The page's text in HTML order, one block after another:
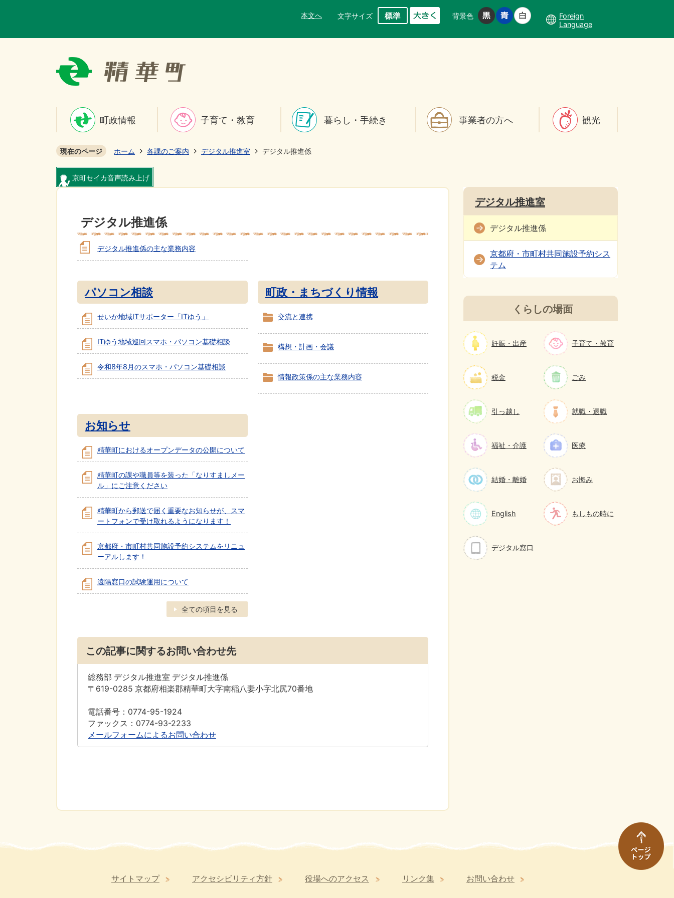
本文へ 文字サイズ 背景色
Foreign
Language
町政情報 子育て・教育 暮らし・手続き 事業者の方へ 観光
現在のページ ホーム 各課のご案内 デジタル推進室 デジタル推進係
京町セイカ音声読み上げ
デジタル推進係
デジタル推進係の主な業務内容
パソコン相談
せいか地域ITサポーター「ITゆう」
ITゆう地域巡回スマホ・パソコン基礎相談
令和8年8月のスマホ・パソコン基礎相談
町政・まちづくり情報
交流と連携
構想・計画・会議
情報政策係の主な業務内容
お知らせ
精華町におけるオープンデータの公開について
精華町の課や職員等を装った「なりすましメー
ル」にご注意ください
精華町から郵送で届く重要なお知らせが、スマ
ートフォンで受け取れるようになります！
京都府・市町村共同施設予約システムをリニュ
ーアルします！
遠隔窓口の試験運用について
全ての項目を見る
この記事に関するお問い合わせ先
総務部 デジタル推進室 デジタル推進係
〒619-0285 京都府相楽郡精華町大字南稲八妻小字北尻70番地
電話番号：0774-95-1924
ファックス：0774-93-2233
メールフォームによるお問い合わせ
デジタル推進室
デジタル推進係
京都府・市町村共同施設予約シス
テム
くらしの場面
妊娠・出産 子育て・教育
税金 ごみ
引っ越し 就職・退職
福祉・介護 医療
結婚・離婚 お悔み
English もしもの時に
デジタル窓口
サイトマップ アクセシビリティ方針 役場へのアクセス リンク集 お問い合わせ